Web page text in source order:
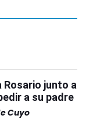
Rosario junto a
a su padre
Cuyo